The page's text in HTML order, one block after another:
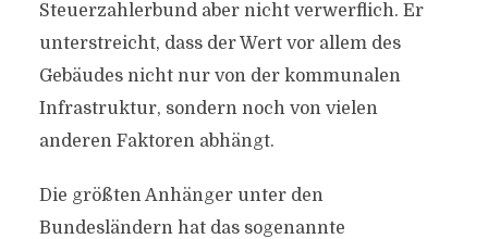
Steuerzahlerbund aber nicht verwerflich. Er
unterstreicht, dass der Wert vor allem des
Gebäudes nicht nur von der kommunalen
Infrastruktur, sondern noch von vielen
anderen Faktoren abhängt.
Die größten Anhänger unter den
Bundesländern hat das sogenannte